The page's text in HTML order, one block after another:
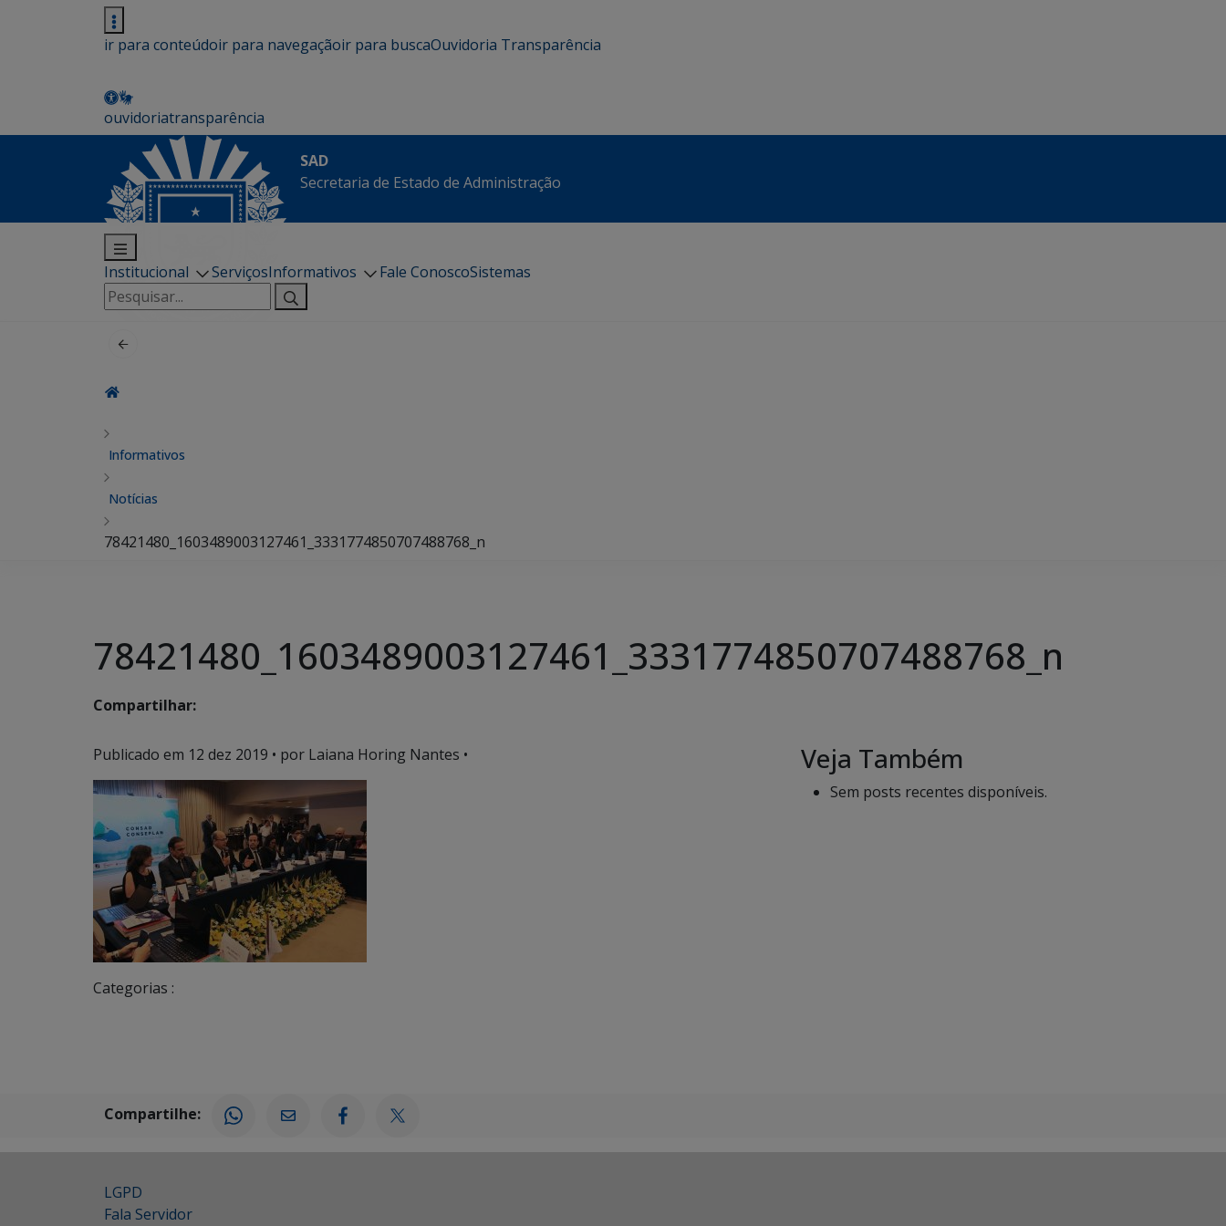
ir para conteúdoir para navegaçãoir para buscaOuvidoria Transparência
ouvidoriatransparência
SAD
Secretaria de Estado de Administração
Institucional ServiçosInformativos Fale ConoscoSistemas
Pesquisar
por:
Informativos
Notícias
78421480_1603489003127461_3331774850707488768_n
78421480_1603489003127461_3331774850707488768_n
Compartilhar:
Publicado em 12 dez 2019 • por Laiana Horing Nantes •
Categorias :
Veja Também
Sem posts recentes disponíveis.
Compartilhe:
LGPD
Fala Servidor